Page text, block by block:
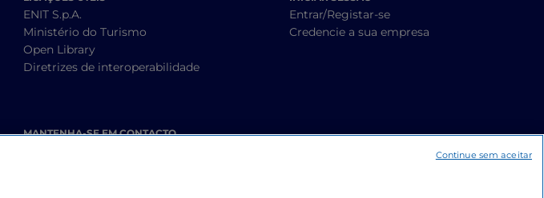
ENIT S.p.A.
Ministério do Turismo
Open Library
Diretrizes de interoperabilidade
MANTENHA-SE EM CONTACTO
Entrar/Registar-se
Credencie a sua empresa
Continue sem aceitar